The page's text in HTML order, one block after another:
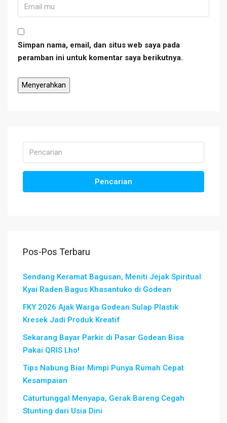
Simpan nama, email, dan situs web saya pada
peramban ini untuk komentar saya berikutnya.
Pencarian
Pos-Pos Terbaru
Sendang Keramat Bagusan, Meniti Jejak Spiritual
Kyai Raden Bagus Khasantuko di Godean
FKY 2026 Ajak Warga Godean Sulap Plastik
Kresek Jadi Produk Kreatif
Sekarang Bayar Parkir di Pasar Godean Bisa
Pakai QRIS Lho!
Tips Nabung Biar Mimpi Punya Rumah Cepat
Kesampaian
Caturtunggal Menyapa, Gerak Bareng Cegah
Stunting dari Usia Dini